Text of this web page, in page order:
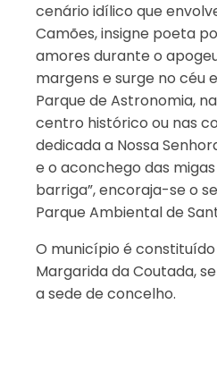
cenário idílico que
Camões, insigne poeta
amores durante o
margens e surge no céu
Parque de Astronomia,
centro histórico ou nas
dedicada a Nossa
e o aconchego das
barriga”, encoraja-se o
Parque Ambiental de
O município é
Margarida da Coutada,
a sede de concelho.